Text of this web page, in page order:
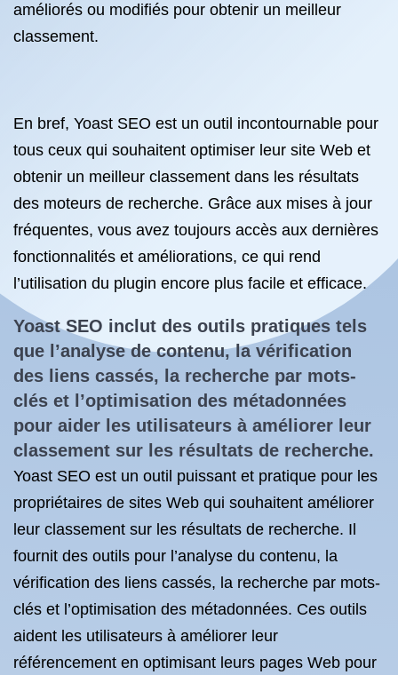
améliorés ou modifiés pour obtenir un meilleur
classement.
En bref, Yoast SEO est un outil incontournable pour
tous ceux qui souhaitent optimiser leur site Web et
obtenir un meilleur classement dans les résultats
des moteurs de recherche. Grâce aux mises à jour
fréquentes, vous avez toujours accès aux dernières
fonctionnalités et améliorations, ce qui rend
l’utilisation du plugin encore plus facile et efficace.
Yoast SEO inclut des outils pratiques tels
que l’analyse de contenu, la vérification
des liens cassés, la recherche par mots-
clés et l’optimisation des métadonnées
pour aider les utilisateurs à améliorer leur
classement sur les résultats de recherche.
Yoast SEO est un outil puissant et pratique pour les
propriétaires de sites Web qui souhaitent améliorer
leur classement sur les résultats de recherche. Il
fournit des outils pour l’analyse du contenu, la
vérification des liens cassés, la recherche par mots-
clés et l’optimisation des métadonnées. Ces outils
aident les utilisateurs à améliorer leur
référencement en optimisant leurs pages Web pour